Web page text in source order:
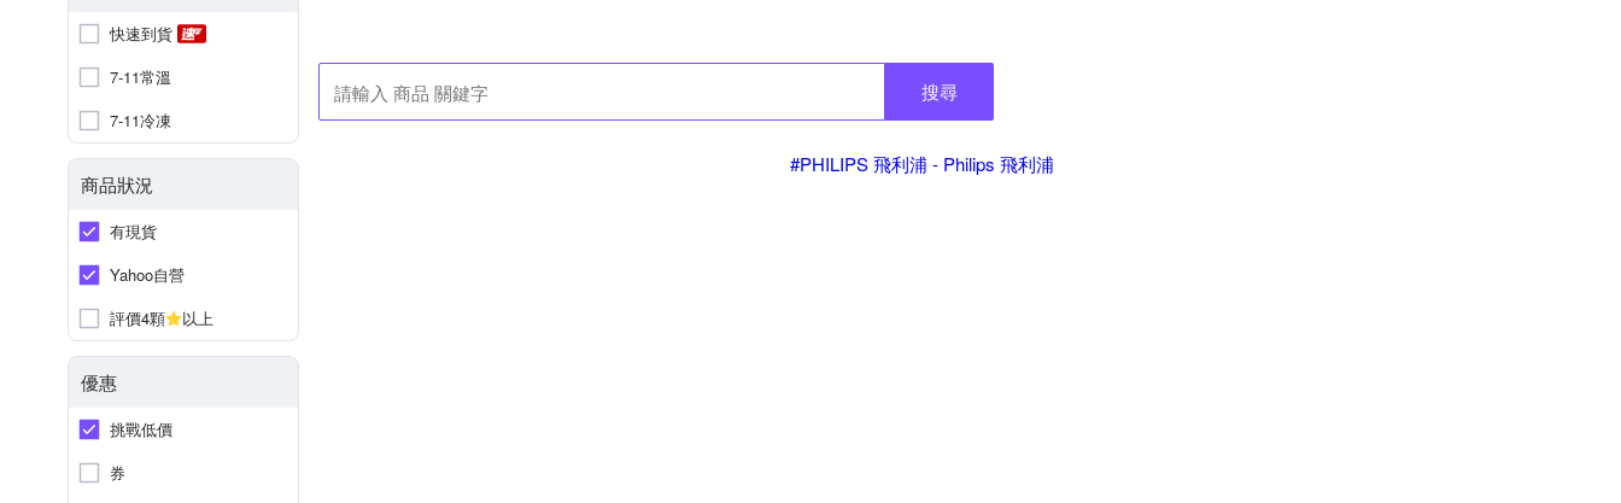
快速到貨
7-11常溫
7-11冷凍
商品狀況
有現貨
Yahoo自營
評價4顆
以上
優惠
挑戰低價
券
搜尋
#PHILIPS 飛利浦 - Philips 飛利浦